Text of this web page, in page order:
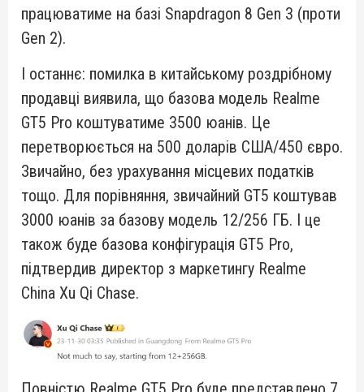
працюватиме на базі Snapdragon 8 Gen 3 (проти
Gen 2).
І останнє: помилка в китайському роздрібному
продавці виявила, що базова модель Realme
GT5 Pro коштуватиме 3500 юанів. Це
перетворюється на 500 доларів США/450 євро.
Звичайно, без урахування місцевих податків
тощо. Для порівняння, звичайний GT5 коштував
3000 юанів за базову модель 12/256 ГБ. І це
також буде базова конфігурація GT5 Pro,
підтвердив директор з маркетингу Realme
China Xu Qi Chase.